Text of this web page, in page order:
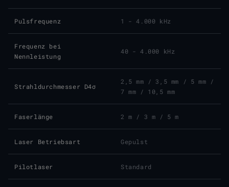
Pulsfrequenz 1 - 4.000 kHz
Frequenz bei
Nennleistung
40 - 4.000 kHz
Strahldurchmesser D4σ
2,5 mm / 3,5 mm / 5 mm /
7 mm / 10,5 mm
Faserlänge 2 m / 3 m / 5 m
Laser Betriebsart Gepulst
Pilotlaser Standard